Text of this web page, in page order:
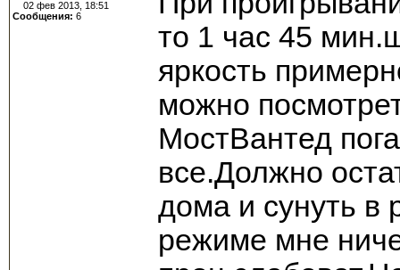
02 фев 2013, 18:51
Сообщения: 6
то 1 час 45
яркость
можно
МостВантед
все.Должно
дома и сунуть в
режиме мне